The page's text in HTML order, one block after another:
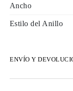
Ancho
Estilo del Anillo
ENVÍO Y